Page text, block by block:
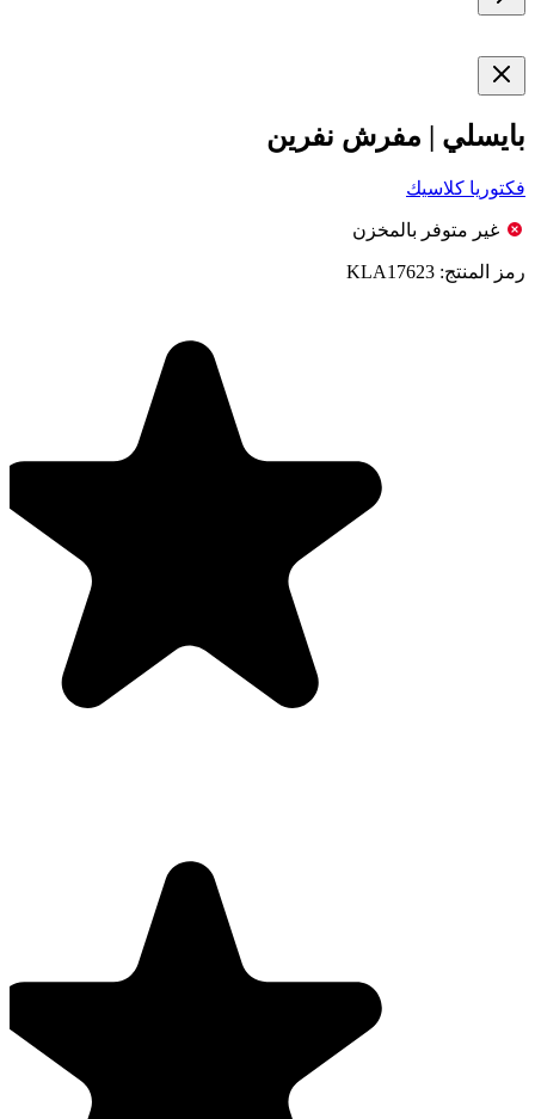
بايسلي | مفرش نفرين
فكتوريا كلاسيك
غير متوفر بالمخزن
رمز المنتج: KLA17623